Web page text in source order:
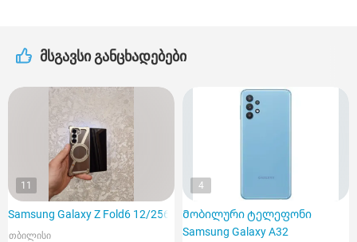
მსგავსი განცხადებები
11
Samsung Galaxy Z Fold6 12/256
თბილისი
4
Მობილური ტელეფონი
Samsung Galaxy A32